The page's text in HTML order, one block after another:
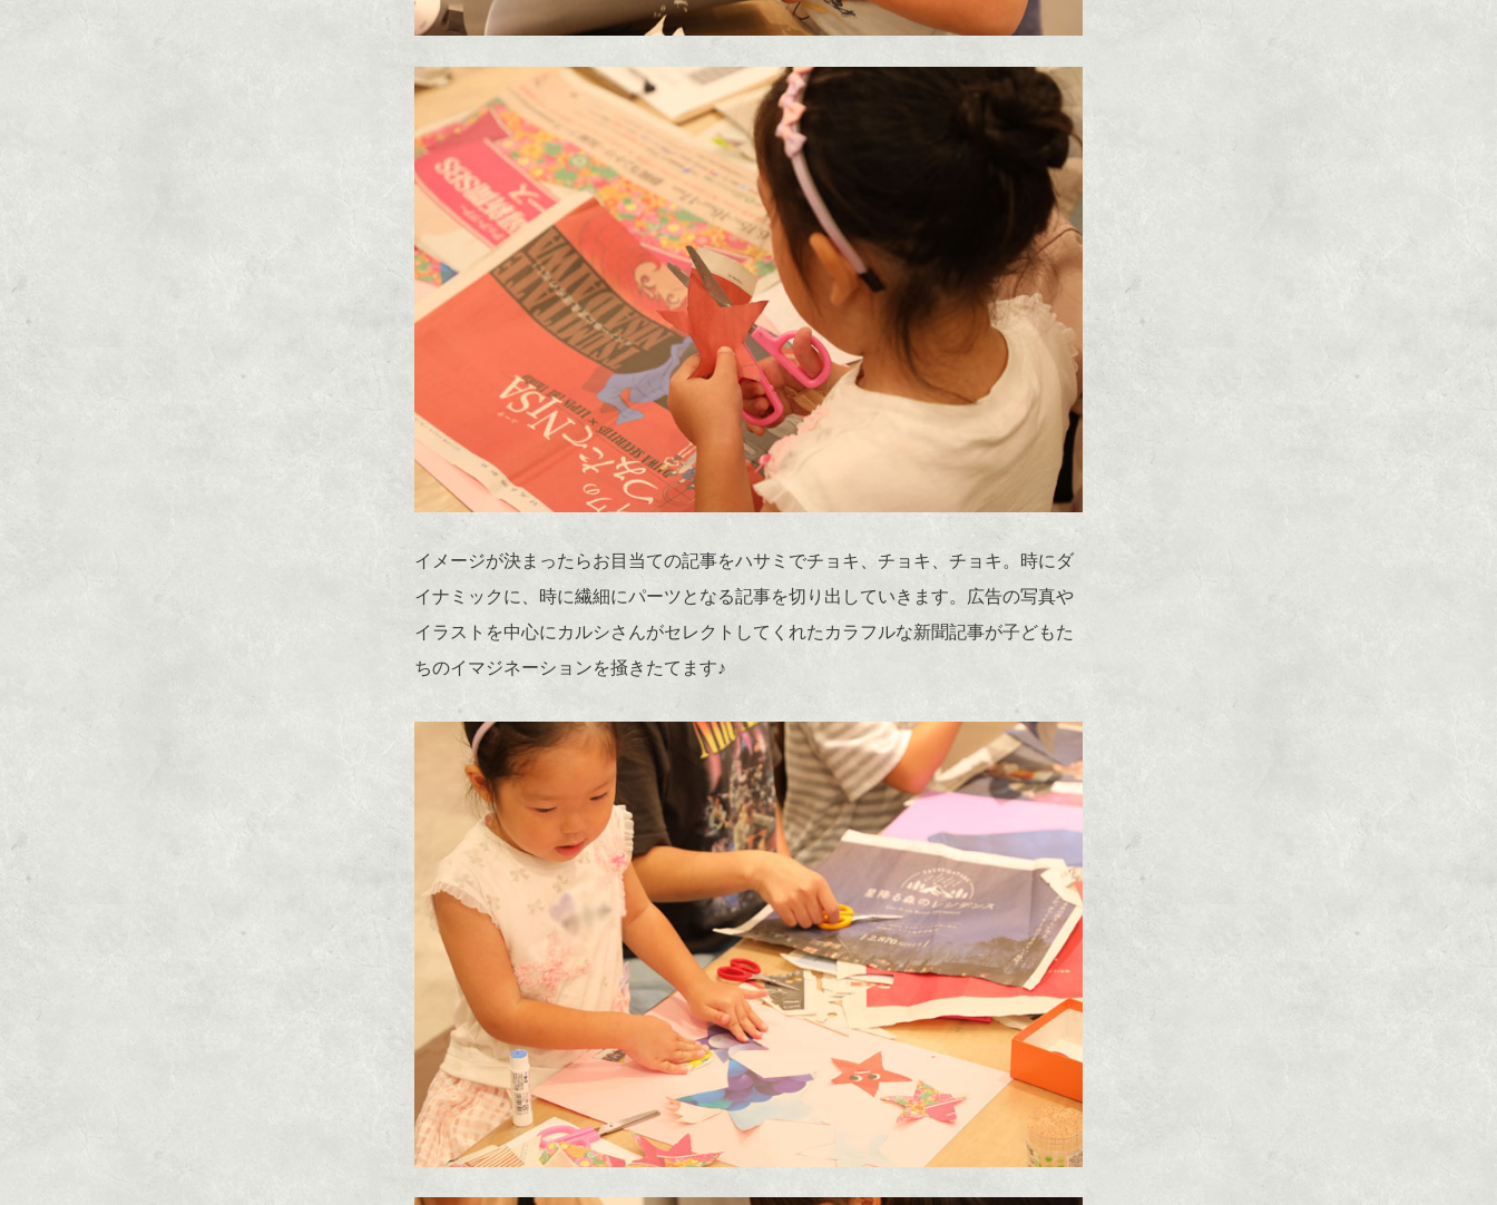
イメージが決まったらお目当ての記事をハサミでチョキ、チョキ、チョキ。時にダ
イナミックに、時に繊細にパーツとなる記事を切り出していきます。広告の写真や
イラストを中心にカルシさんがセレクトしてくれたカラフルな新聞記事が子どもた
ちのイマジネーションを掻きたてます♪